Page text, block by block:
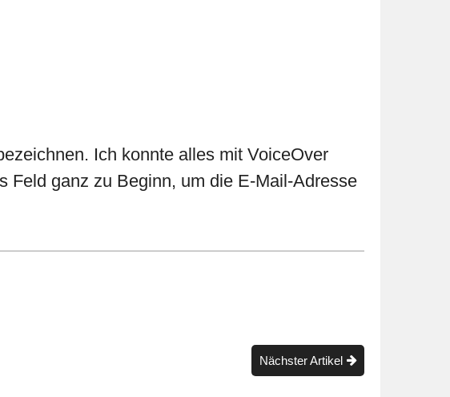
Ich konnte alles mit VoiceOver
Feld ganz zu Beginn, um die E-Mail-Adresse
Nächster Artikel